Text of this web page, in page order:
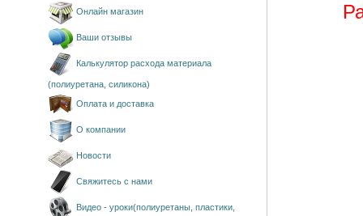
Онлайн магазин
Ваши отзывы
Калькулятор расхода материала
(полиуретана, силикона)
Оплата и доставка
О компании
Новости
Свяжитесь с нами
Видео - уроки(полиуретаны, пластики,